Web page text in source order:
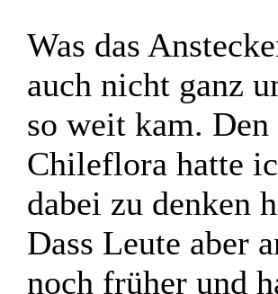
Was das
auch nicht ganz
so weit kam.
Chileflora hatte
dabei zu denken
Dass Leute aber
noch früher und